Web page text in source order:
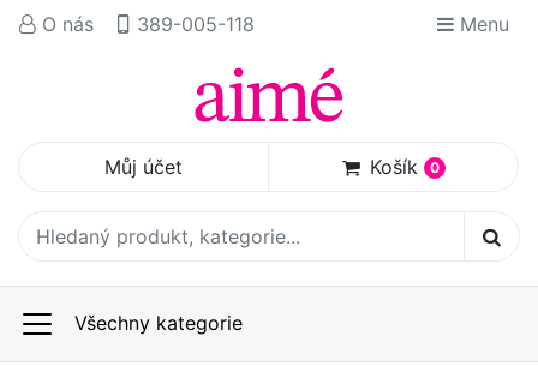
O nás 389-005-118 Menu
Můj účet Košík 0
Všechny kategorie